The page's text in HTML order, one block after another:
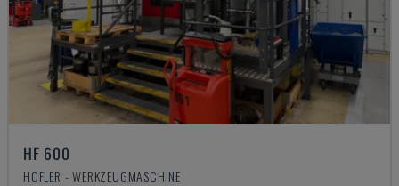
HF 600
HOFLER - WERKZEUGMASCHINE